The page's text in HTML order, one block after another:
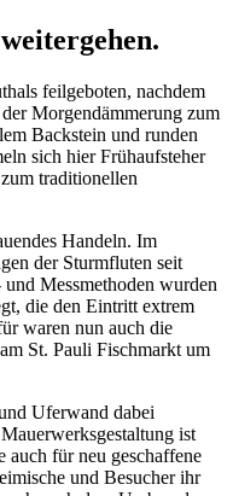
feilgeboten, nachdem
Morgendämmerung zum
Backstein und runden
sich hier Frühaufsteher
traditionellen
Handeln. Im
der Sturmfluten seit
Messmethoden wurden
die den Eintritt extrem
waren nun auch die
St. Pauli Fischmarkt um
Uferwand dabei
ist
auch für neu geschaffene
und Besucher ihr